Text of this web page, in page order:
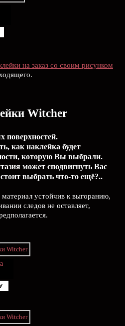
на заказ со своим рисунком
Witcher
поверхностей.
как наклейка будет
которую Вы выбрали.
может сподвигнуть Вас
выбрать что-то ещё?..
устойчив к выгоранию,
следов не оставляет,